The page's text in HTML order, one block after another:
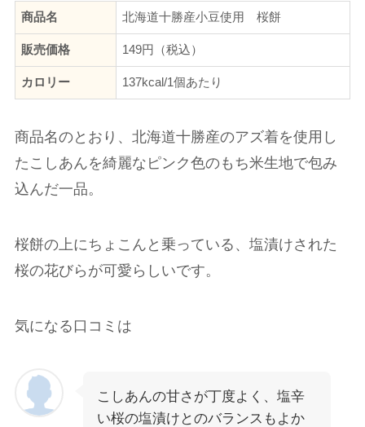
商品名 北海道十勝産小豆使用 桜餅
販売価格 149円（税込）
カロリー 137kcal/1個あたり
商品名のとおり、北海道十勝産のアズ着を使用し
たこしあんを綺麗なピンク色のもち米生地で包み
込んだ一品。
桜餅の上にちょこんと乗っている、塩漬けされた
桜の花びらが可愛らしいです。
気になる口コミは
こしあんの甘さが丁度よく、塩辛
い桜の塩漬けとのバランスもよか